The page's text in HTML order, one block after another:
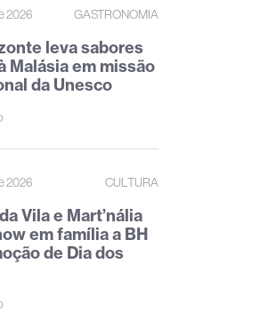
2026 GASTRONOMIA
leva sabores
Malásia em missão
da Unesco
2026 CULTURA
Vila e Mart’nália
em família a BH
de Dia dos